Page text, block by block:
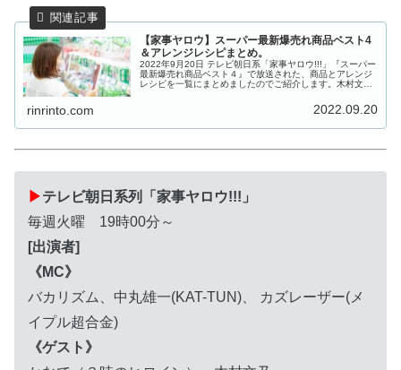
【家事ヤロウ】スーパー最新爆売れ商品ベスト4
＆アレンジレシピまとめ。
2022年9月20日 テレビ朝日系「家事ヤロウ!!!」『スーパー
最新爆売れ商品ベスト４』で放送された、商品とアレンジ
レシピを一覧にまとめましたのでご紹介します。木村文乃
rinrinto.com 2022.09.20
▶テレビ朝日系列「家事ヤロウ!!!」
毎週火曜 19時00分～
[出演者]
《MC》
バカリズム、中丸雄一(KAT-TUN)、 カズレーザー(メ
イプル超合金)
《ゲスト》